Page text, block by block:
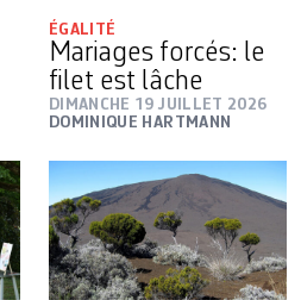
ÉGALITÉ
Mariages forcés: le
filet est lâche
DIMANCHE 19 JUILLET 2026
DOMINIQUE HARTMANN